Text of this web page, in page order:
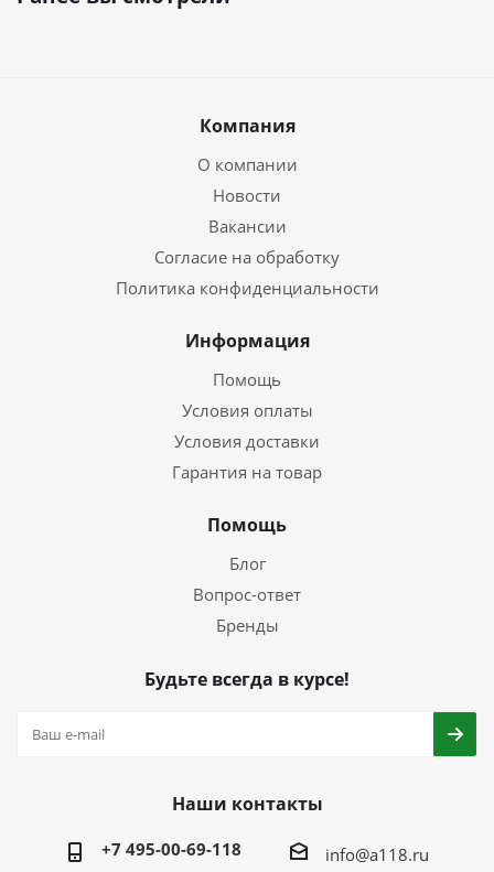
Компания
О компании
Новости
Вакансии
Согласие на обработку
Политика конфиденциальности
Информация
Помощь
Условия оплаты
Условия доставки
Гарантия на товар
Помощь
Блог
Вопрос-ответ
Бренды
Будьте всегда в курсе!
Наши контакты
+7 495-00-69-118 info@a118.ru